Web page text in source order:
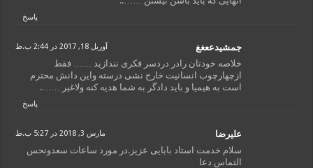
پاسخ
جمشیدععغغ آوریل 18, 2017 در 2:44 ب.ظ
خلاصه خودتان رادر دردسر فکری نندازید …… فقط
ازچهارچوب انسانیت خارج نشی درسته واین دانش محترم
است به هیمیا و باید دادگر به شما هدیه کنه ولاغیر …….
پاسخ
علیرضا مارس 3, 2018 در 5:27 ب.ظ
سلام خدمت استاد بابایی عزیز.در مورد ساعات سعدونحس
التماس دعا